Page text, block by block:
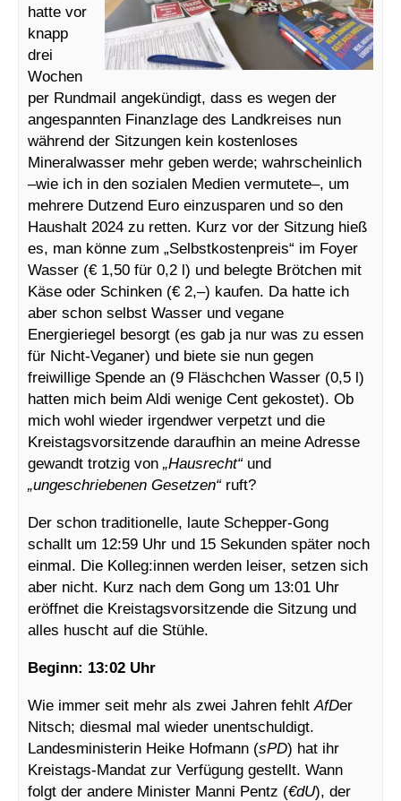
hatte vor
knapp
drei
Wochen
per Rundmail angekündigt, dass es wegen der
angespannten Finanzlage des Landkreises nun
während der Sitzungen kein kostenloses
Mineralwasser mehr geben werde; wahrscheinlich
–wie ich in den sozialen Medien vermutete–, um
mehrere Dutzend Euro einzusparen und so den
Haushalt 2024 zu retten. Kurz vor der Sitzung hieß
es, man könne zum „Selbstkostenpreis“ im Foyer
Wasser (€ 1,50 für 0,2 l) und belegte Brötchen mit
Käse oder Schinken (€ 2,–) kaufen. Da hatte ich
aber schon selbst Wasser und vegane
Energieriegel besorgt (es gab ja nur was zu essen
für Nicht-Veganer) und biete sie nun gegen
freiwillige Spende an (9 Fläschchen Wasser (0,5 l)
hatten mich beim Aldi wenige Cent gekostet). Ob
mich wohl wieder irgendwer verpetzt und die
Kreistagsvorsitzende daraufhin an meine Adresse
gewandt trotzig von „Hausrecht“und
„ungeschriebenen Gesetzen“ruft?
Der schon traditionelle, laute Schepper-Gong
schallt um 12:59 Uhr und 15 Sekunden später noch
einmal. Die Kolleg:innen werden leiser, setzen sich
aber nicht. Kurz nach dem Gong um 13:01 Uhr
eröffnet die Kreistagsvorsitzende die Sitzung und
alles huscht auf die Stühle.
Beginn: 13:02 Uhr
Wie immer seit mehr als zwei Jahren fehlt AfDer
Nitsch; diesmal mal wieder unentschuldigt.
Landesministerin Heike Hofmann (sPD) hat ihr
Kreistags-Mandat zur Verfügung gestellt. Wann
folgt der andere Minister Manni Pentz (€dU), der